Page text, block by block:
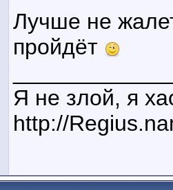
Лучше не
пройдёт
Я не злой, я
http://